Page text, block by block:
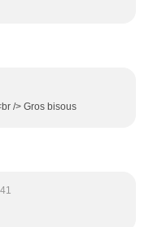
/> Gros bisous